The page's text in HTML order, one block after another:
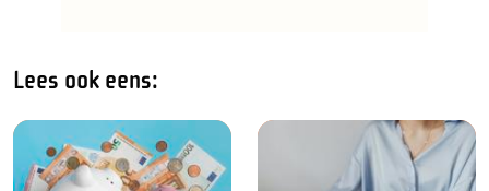
Lees ook eens: